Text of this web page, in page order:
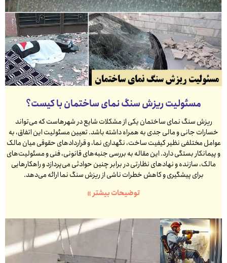
مسئولیت ریزش سنگ نمای ساختمان با کیست؟
ریزش سنگ نمای ساختمان یکی از مشکلات شایع در شهرهاست که می‌تواند
خسارات جانی و مالی جدی به همراه داشته باشد. تعیین مسئولیت این اتفاق، به
عوامل مختلفی نظیر کیفیت ساخت، نگهداری نما، و قراردادهای حقوقی میان مالک
و پیمانکار بستگی دارد. این مقاله به بررسی جنبه‌های قانونی، فنی و مسئولیت‌های
مالک، سازنده و نهادهای نظارتی در برابر چنین حوادثی می‌پردازد و راهکارهایی
برای پیشگیری و کاهش خطرات ناشی از ریزش سنگ نما ارائه می‌دهد.
توضیحات بیشتر »